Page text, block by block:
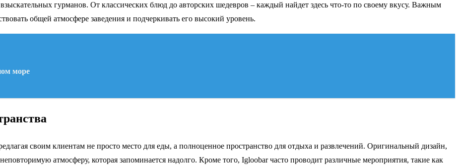
гурманов. От классических блюд до авторских шедевров – каждый найдет здесь что-то по своему вкусу. Важным
общей атмосфере заведения и подчеркивать его высокий уровень.
море
своим клиентам не просто место для еды, а полноценное пространство для отдыха и развлечений. Оригинальный дизайн,
атмосферу, которая запоминается надолго. Кроме того, Igloobar часто проводит различные мероприятия, такие как